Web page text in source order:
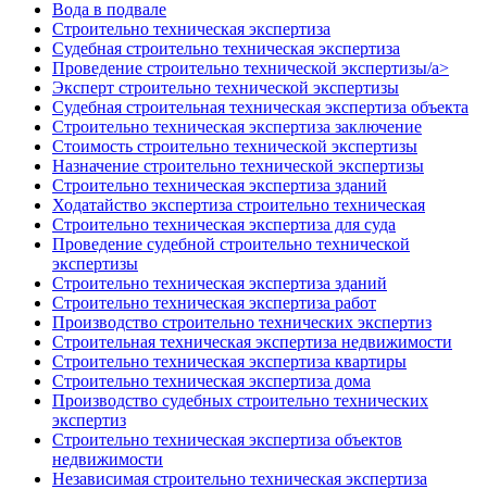
Вода в подвале
Строительно техническая экспертиза
Судебная строительно техническая экспертиза
Проведение строительно технической экспертизы/a>
Эксперт строительно технической экспертизы
Судебная строительная техническая экспертиза объекта
Строительно техническая экспертиза заключение
Стоимость строительно технической экспертизы
Назначение строительно технической экспертизы
Строительно техническая экспертиза зданий
Ходатайство экспертиза строительно техническая
Строительно техническая экспертиза для суда
Проведение судебной строительно технической
экспертизы
Строительно техническая экспертиза зданий
Строительно техническая экспертиза работ
Производство строительно технических экспертиз
Строительная техническая экспертиза недвижимости
Строительно техническая экспертиза квартиры
Строительно техническая экспертиза дома
Производство судебных строительно технических
экспертиз
Строительно техническая экспертиза объектов
недвижимости
Независимая строительно техническая экспертиза